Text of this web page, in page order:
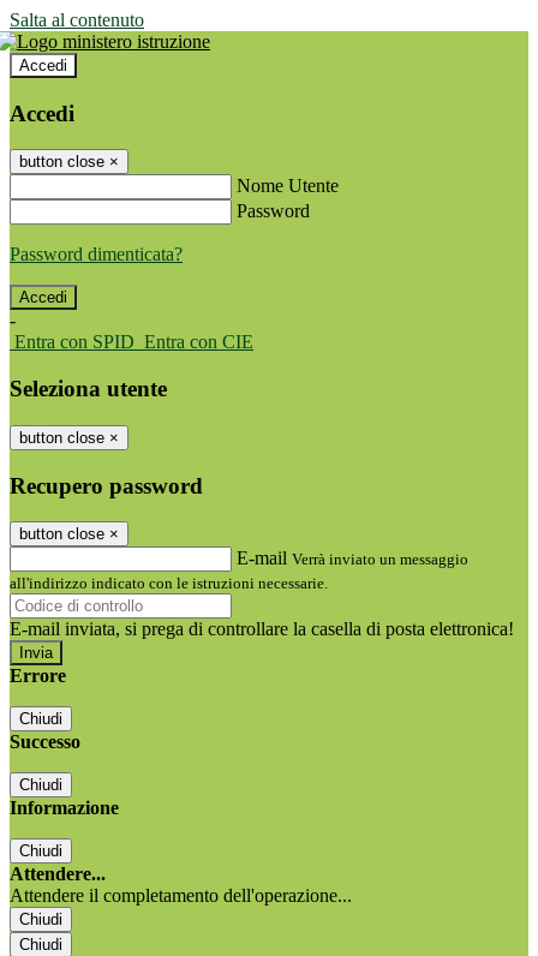
Salta al contenuto
Accedi
Accedi
button close ×
Nome Utente
Password
Password dimenticata?
-
Entra con SPID Entra con CIE
Seleziona utente
button close ×
Recupero password
button close ×
E-mail Verrà inviato un messaggio
all'indirizzo indicato con le istruzioni necessarie.
E-mail inviata, si prega di controllare la casella di posta elettronica!
Errore
Chiudi
Successo
Chiudi
Informazione
Chiudi
Attendere...
Attendere il completamento dell'operazione...
Chiudi
Chiudi